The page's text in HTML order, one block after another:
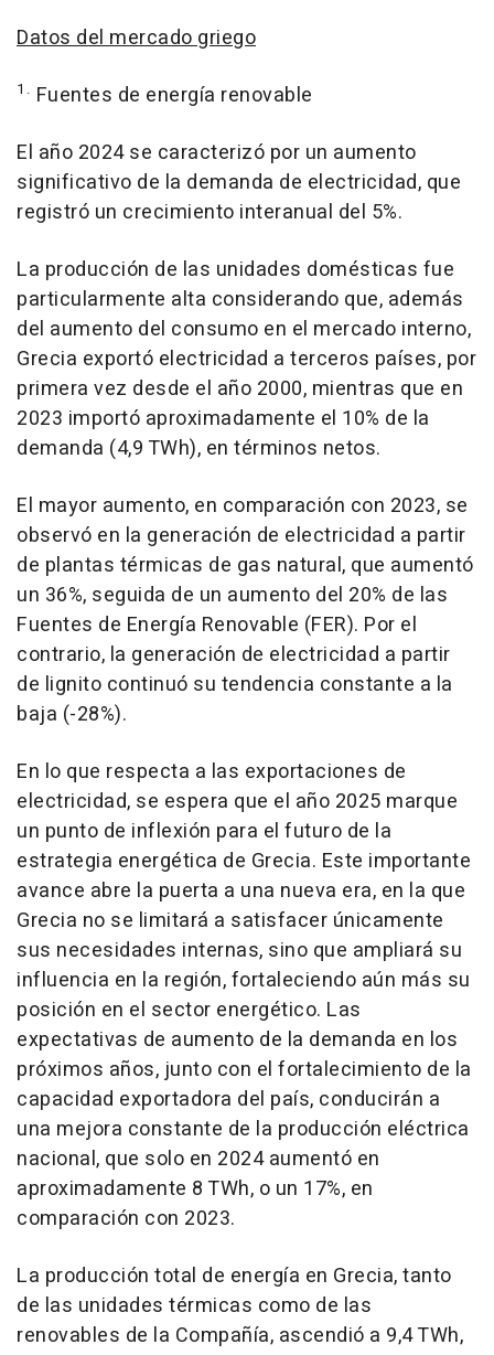
Datos del mercado griego
1. Fuentes de energía renovable
El año 2024 se caracterizó por un aumento
significativo de la demanda de electricidad, que
registró un crecimiento interanual del 5%.
La producción de las unidades domésticas fue
particularmente alta considerando que, además
del aumento del consumo en el mercado interno,
Grecia exportó electricidad a terceros países, por
primera vez desde el año 2000, mientras que en
2023 importó aproximadamente el 10% de la
demanda (4,9 TWh), en términos netos.
El mayor aumento, en comparación con 2023, se
observó en la generación de electricidad a partir
de plantas térmicas de gas natural, que aumentó
un 36%, seguida de un aumento del 20% de las
Fuentes de Energía Renovable (FER). Por el
contrario, la generación de electricidad a partir
de lignito continuó su tendencia constante a la
baja (-28%).
En lo que respecta a las exportaciones de
electricidad, se espera que el año 2025 marque
un punto de inflexión para el futuro de la
estrategia energética de Grecia. Este importante
avance abre la puerta a una nueva era, en la que
Grecia no se limitará a satisfacer únicamente
sus necesidades internas, sino que ampliará su
influencia en la región, fortaleciendo aún más su
posición en el sector energético. Las
expectativas de aumento de la demanda en los
próximos años, junto con el fortalecimiento de la
capacidad exportadora del país, conducirán a
una mejora constante de la producción eléctrica
nacional, que solo en 2024 aumentó en
aproximadamente 8 TWh, o un 17%, en
comparación con 2023.
La producción total de energía en Grecia, tanto
de las unidades térmicas como de las
renovables de la Compañía, ascendió a 9,4 TWh,